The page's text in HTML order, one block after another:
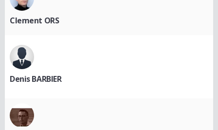
Clement ORS
Denis BARBIER